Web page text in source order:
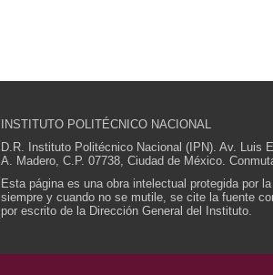
INSTITUTO POLITÉCNICO NACIONAL
D.R. Instituto Politécnico Nacional (IPN). Av. Luis
A. Madero, C.P. 07738, Ciudad de México.
Esta página es una obra intelectual protegida por
siempre y cuando no se mutile, se cite la fuente
por escrito de la Dirección General del Instituto.